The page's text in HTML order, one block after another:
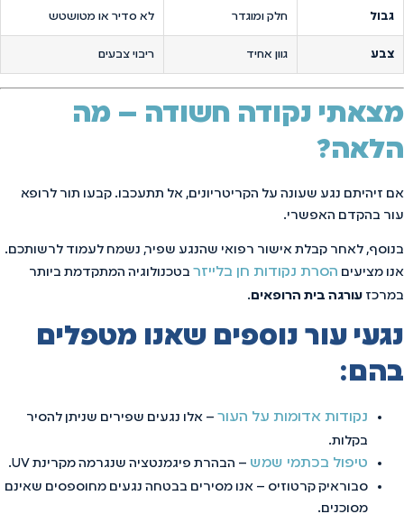
גבול חלק ומוגדר לא סדיר או מטושטש
צבע גוון אחיד ריבוי צבעים
מצאתי נקודה חשודה – מה
הלאה?
אם זיהיתם נגע שעונה על הקריטריונים, אל תתעכבו. קבעו תור לרופא
עור בהקדם האפשרי.
בנוסף, לאחר קבלת אישור רפואי שהנגע שפיר, נשמח לעמוד לרשותכם.
אנו מציעים הסרת נקודות חן בלייזר בטכנולוגיה המתקדמת ביותר
במרכז עורגה בית הרופאים.
נגעי עור נוספים שאנו מטפלים
בהם:
נקודות אדומות על העור – אלו נגעים שפירים שניתן להסיר
בקלות.
טיפול בכתמי שמש – הבהרת פיגמנטציה שנגרמה מקרינת UV.
סבוראיק קרטוזיס – אנו מסירים בבטחה נגעים מחוספסים שאינם
מסוכנים.